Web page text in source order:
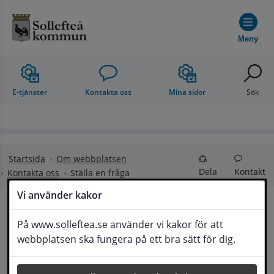
Vi använder kakor
På www.solleftea.se använder vi kakor för att
webbplatsen ska fungera på ett bra sätt för dig.
Meny
E-tjänster Kontakta oss Mina sidor Sök
Startsida
Om webbplatsen
Kontakta oss
Ställa en fråga Dela Kontakt
Ställa en fråga
Om din fråga är omfattande kan det bli aktuellt